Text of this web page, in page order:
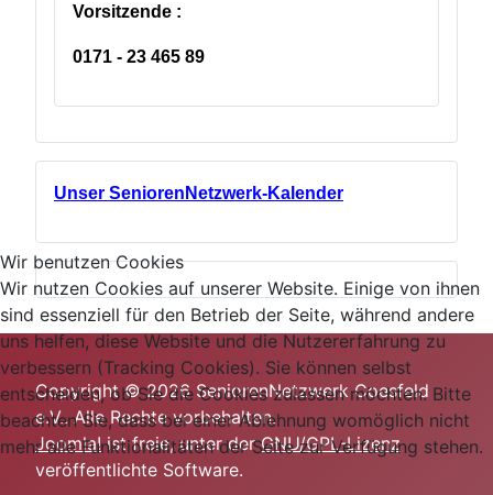
Vorsitzende :
0171 - 23 465 89
Unser SeniorenNetzwerk-Kalender
Copyright © 2026 SeniorenNetzwerk Coesfeld
e.V.. Alle Rechte vorbehalten.
Joomla!ist freie, unter derGNU/GPL-Lizenz
veröffentlichte Software.
Wir benutzen Cookies
Wir nutzen Cookies auf unserer Website. Einige von ihnen
sind essenziell für den Betrieb der Seite, während andere
uns helfen, diese Website und die Nutzererfahrung zu
verbessern (Tracking Cookies). Sie können selbst
entscheiden, ob Sie die Cookies zulassen möchten. Bitte
beachten Sie, dass bei einer Ablehnung womöglich nicht
mehr alle Funktionalitäten der Seite zur Verfügung stehen.